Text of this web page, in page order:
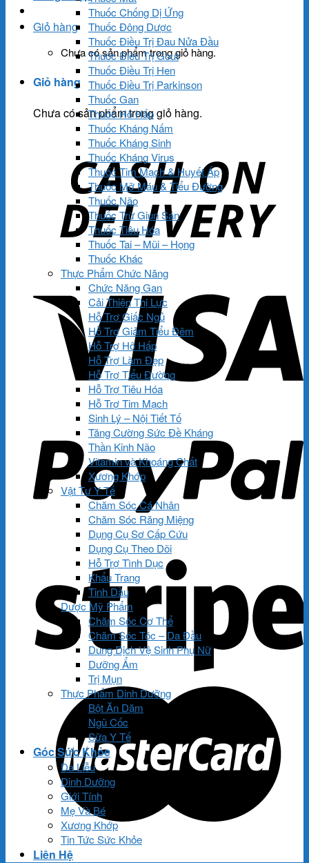
Giỏ hàng
Chưa có sản phẩm trong giỏ hàng.
Giỏ hàng
Chưa có sản phẩm trong giỏ hàng.
Thuốc Chống Dị Ứng
Thuốc Đông Dược
Thuốc Điều Trị Đau Nửa Đầu
Thuốc Điều Trị Gout
Thuốc Điều Trị Hen
Thuốc Điều Trị Parkinson
Thuốc Gan
Thuốc Hô Hấp
Thuốc Kháng Nấm
Thuốc Kháng Sinh
Thuốc Kháng Virus
Thuốc Tim Mạch & Huyết Áp
Thuốc Mỡ Máu & Tiểu Đường
Thuốc Não
Thuốc Trừ Giun Sán
Thuốc Tiêu Hóa
Thuốc Tai – Mũi – Họng
Thuốc Khác
Thực Phẩm Chức Năng
Chức Năng Gan
Cải Thiện Thị Lực
Hỗ Trợ Giấc Ngủ
Hỗ Trợ Giảm Tiểu Đêm
Hỗ Trợ Hô Hấp
Hỗ Trợ Làm Đẹp
Hỗ Trợ Tiểu Đường
Hỗ Trợ Tiêu Hóa
Hỗ Trợ Tim Mạch
Sinh Lý – Nội Tiết Tố
Tăng Cường Sức Đề Kháng
Thần Kinh Não
Vitamin và Khoáng Chất
Xương Khớp
Vật Tư Y Tế
Chăm Sóc Cá Nhân
Chăm Sóc Răng Miệng
Dụng Cụ Sơ Cấp Cứu
Dụng Cụ Theo Dõi
Hỗ Trợ Tình Dục
Khẩu Trang
Tinh Dầu
Dược Mỹ Phẩm
Chăm Sóc Cơ Thể
Chăm Sóc Tóc – Da Đầu
Dung Dịch Vệ Sinh Phụ Nữ
Dưỡng Ẩm
Trị Mụn
Thực Phẩm Dinh Dưỡng
Bột Ăn Dặm
Ngũ Cốc
Sữa Y Tế
Góc Sức Khỏe
Da Liễu
Dinh Dưỡng
Giới Tính
Mẹ Và Bé
Xương Khớp
Tin Tức Sức Khỏe
Liên Hệ